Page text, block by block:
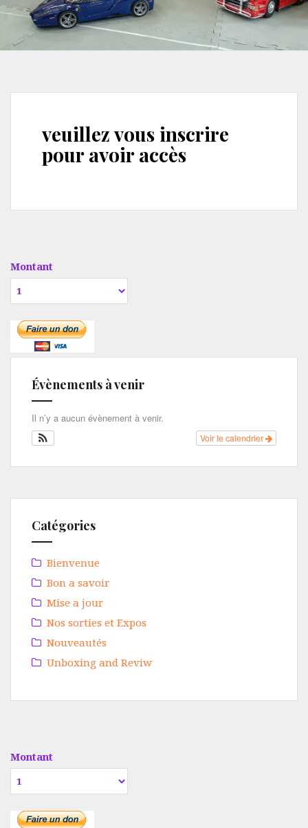
veuillez vous inscrire
pour avoir accès
Montant
Évènements à venir
Il n’y a aucun évènement à venir.
Voir le calendrier
Catégories
Bienvenue
Bon a savoir
Mise a jour
Nos sorties et Expos
Nouveautés
Unboxing and Reviw
Montant